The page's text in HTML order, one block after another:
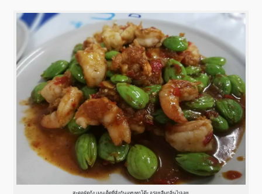
สะตอผัดกุ้ง เมนูเด็ดที่สั่งกันแทบทุกโต๊ะ อร่อยลืมกลิ่นไปเลย